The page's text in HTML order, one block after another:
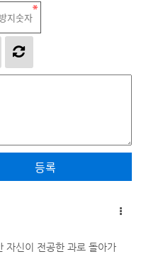
등록
자신이 전공한 과로 돌아가